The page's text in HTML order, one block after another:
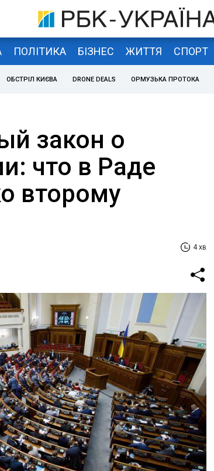
ПОЛІТИКА БІЗНЕС ЖИТТЯ СПОРТ
ОБСТРІЛ КИЄВА DRONE DEALS ОРМУЗЬКА ПРОТОКА
закон о
что в Раде
второму
4 хв